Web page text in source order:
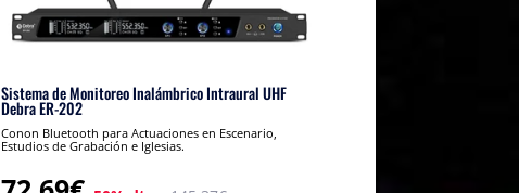
Sistema de Monitoreo Inalámbrico Intraural UHF
Debra ER-202
Conon Bluetooth para Actuaciones en Escenario,
Estudios de Grabación e Iglesias.